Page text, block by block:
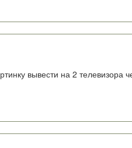
вывести на 2 телевизора